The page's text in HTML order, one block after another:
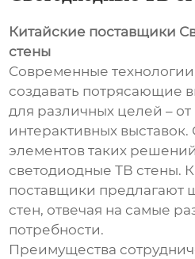
Китайские поставщики
стены
Современные
создавать потрясающие
для различных целей –
интерактивных
элементов таких
светодиодные ТВ стены.
поставщики предлагают
стен, отвечая на самые
потребности.
Преимущества